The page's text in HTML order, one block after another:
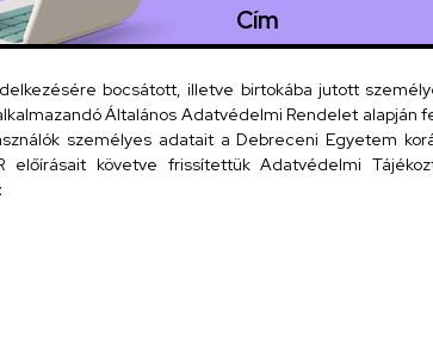
Cím
4026 Debrecen,
bocsátott, illetve birtokába jutott
Általános Adatvédelmi Rendelet alapján
személyes adatait a Debreceni Egyetem
előírásait követve frissítettük Adatvédelmi